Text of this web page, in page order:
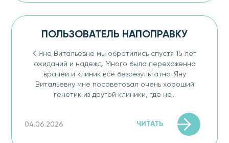
ПОЛЬЗОВАТЕЛЬ НАПОПРАВКУ
К Яне Витальевне мы обратились спустя 15 лет
ожиданий и надежд. Много было перехоженно
врачей и клиник всё безрезультатно. Яну
Витальевну мне посоветовал очень хороший
генетик из другой клиники, где не...
04.06.2026 ЧИТАТЬ